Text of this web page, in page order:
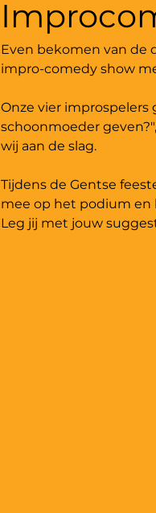
Even bekomen van de
impro-comedy show
Onze vier improspelers
schoonmoeder
wij aan de slag.
Tijdens de Gentse
mee op het podium en
Leg jij met jouw